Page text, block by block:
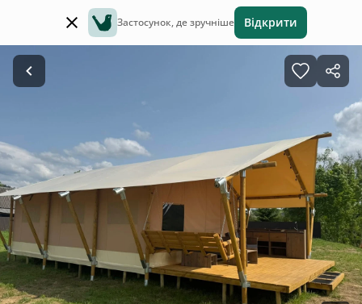
Застосунок, де зручніше Відкрити